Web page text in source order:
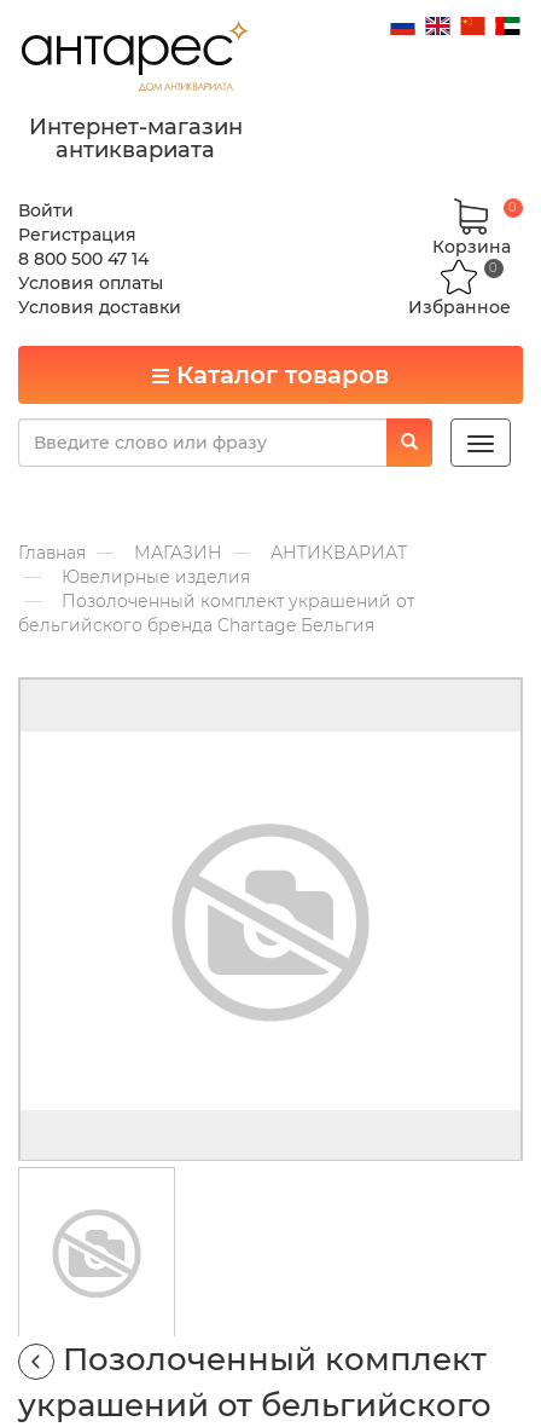
Интернет-магазин
антиквариата
Войти
Регистрация
8 800 500 47 14
Условия оплаты
Условия доставки
Корзина
0
Избранное
0
Каталог товаров
Toggle
Главная МАГАЗИН
АНТИКВАРИАТ
Ювелирные изделия
Позолоченный комплект украшений от
бельгийского бренда Chartage Бельгия
Позолоченный комплект
украшений от бельгийского